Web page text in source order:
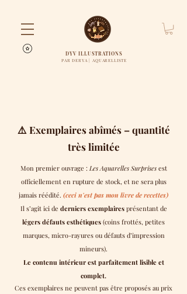
DYV ILLUSTRATIONS
PAR DERYA | AQUARELLISTE
⚠️ Exemplaires abîmés – quantité
très limitée
Mon premier ouvrage : Les Aquarelles Surprisesest
officiellement en rupture de stock, et ne sera plus
jamais réédité. (ceci n'est pas mon livre de recettes)
Il s’agit ici de derniers exemplairesprésentant de
légers défauts esthétiques (coins frottés, petites
marques, micro-rayures ou défauts d’impression
mineurs).
Le contenu intérieur est parfaitement lisible et
complet.
Ces exemplaires ne peuvent pas être proposés au prix